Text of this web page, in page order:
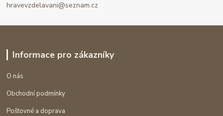
hravevzdelavani@seznam.cz
Informace pro zákazníky
O nás
Obchodní podmínky
Poštovné a doprava